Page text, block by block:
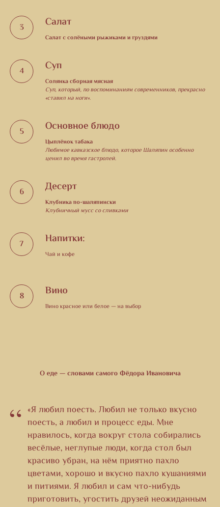
Салат
Салат с солёными рыжиками и груздями
Суп
Солянка сборная мясная
Суп, который, по воспоминаниям современников, прекрасно
«ставил на ноги».
Основное блюдо
Цыплёнок табака
Любимое кавказское блюдо, которое Шаляпин особенно
ценил во время гастролей.
Десерт
Клубника по-шаляпински
Клубничный мусс со сливками
Напитки:
Чай и кофе
Вино
Вино красное или белое — на выбор
О еде — словами самого Фёдора Ивановича
“ «Я любил поесть. Любил не только вкусно
поесть, а любил и процесс еды. Мне
нравилось, когда вокруг стола собирались
весёлые, неглупые люди, когда стол был
красиво убран, на нём приятно пахло
цветами, хорошо и вкусно пахло кушаниями
и питиями. Я любил и сам что-нибудь
приготовить, угостить друзей неожиданным